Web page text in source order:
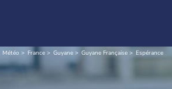
Météo France Guyane Guyane Française Espérance